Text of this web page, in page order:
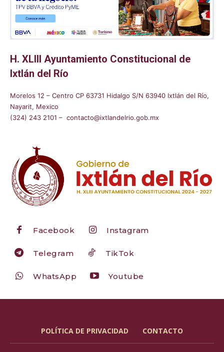
H. XLIII Ayuntamiento Constitucional de
Ixtlán del Río
Morelos 12 – Centro CP 63731 Hidalgo S/N 63940 Ixtlán del Río,
Nayarit, Mexico
(324) 243 2101 – contacto@ixtlandelrio.gob.mx
Facebook Instagram
Telegram TikTok
WhatsApp Youtube
POLÍTICA DE PRIVACIDAD CONTACTO